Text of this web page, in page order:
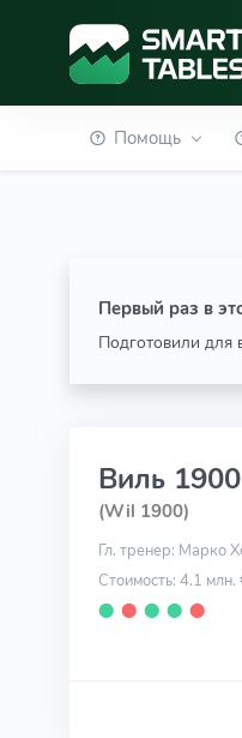
Помощь
Первый раз в
Подготовили для
Виль 1900
(Wil 1900)
Гл. тренер: Марко
Стоимость: 4.1 млн.
⬤ ⬤ ⬤ ⬤ ⬤